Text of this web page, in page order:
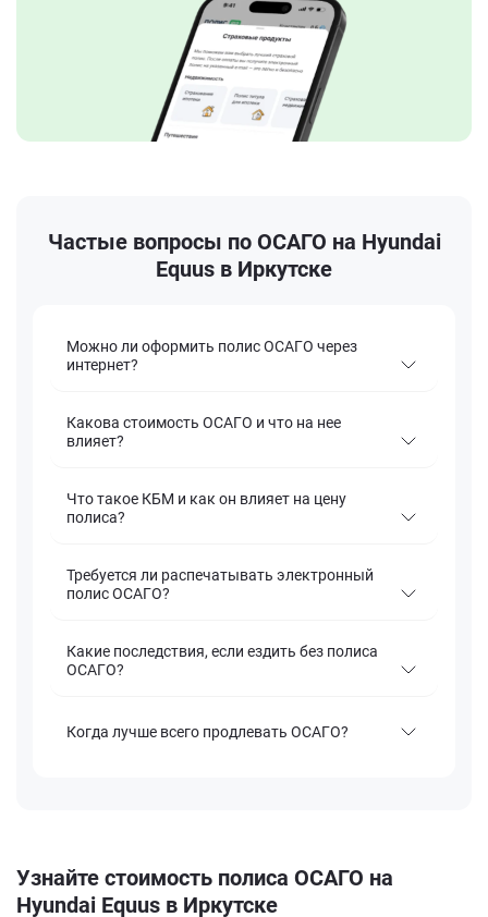
Частые вопросы по ОСАГО на Hyundai
Equus в Иркутске
Можно ли оформить полис ОСАГО через
интернет?
Какова стоимость ОСАГО и что на нее
влияет?
Что такое КБМ и как он влияет на цену
полиса?
Требуется ли распечатывать электронный
полис ОСАГО?
Какие последствия, если ездить без полиса
ОСАГО?
Когда лучше всего продлевать ОСАГО?
Узнайте стоимость полиса ОСАГО на
Hyundai Equus в Иркутске